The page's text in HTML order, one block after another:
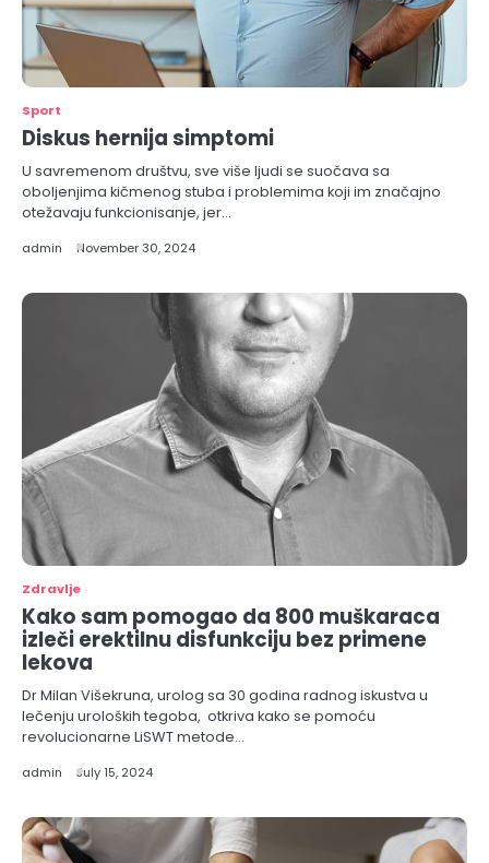
Sport
Diskus hernija simptomi
U savremenom društvu, sve više ljudi se suočava sa
oboljenjima kičmenog stuba i problemima koji im značajno
otežavaju funkcionisanje, jer…
admin November 30, 2024
Zdravlje
Kako sam pomogao da 800 muškaraca
izleči erektilnu disfunkciju bez primene
lekova
Dr Milan Višekruna, urolog sa 30 godina radnog iskustva u
lečenju uroloških tegoba, otkriva kako se pomoću
revolucionarne LiSWT metode…
admin July 15, 2024